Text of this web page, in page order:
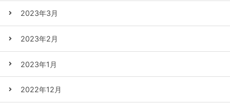
2023年3月
2023年2月
2023年1月
2022年12月